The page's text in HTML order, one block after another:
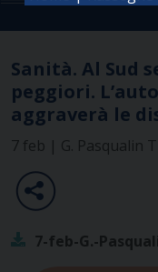
Sanità. Al Sud
peggiori.
aggraverà le
7 feb | G. Pasqualin
7-feb-G.-